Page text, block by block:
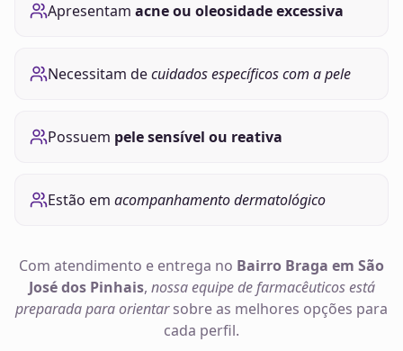
Apresentam acne ou oleosidade excessiva
Necessitam decuidados específicos com a pele
Possuem pele sensível ou reativa
Estão em acompanhamento dermatológico
Com atendimento e entrega no Bairro Braga em São
José dos Pinhais, nossa equipe de farmacêuticos está
preparada para orientarsobre as melhores opções para
cada perfil.